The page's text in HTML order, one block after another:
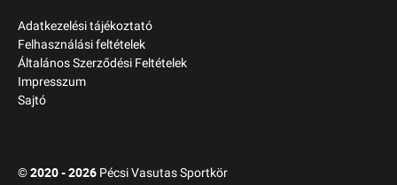
Adatkezelési tájékoztató
Felhasználási feltételek
Általános Szerződési Feltételek
Impresszum
Sajtó
©2020 - 2026 Pécsi Vasutas Sportkör